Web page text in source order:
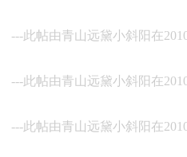
---此帖由青山远黛小斜阳在
---此帖由青山远黛小斜阳在
---此帖由青山远黛小斜阳在